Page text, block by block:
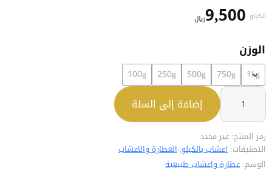
الكيلو 9,500﷼
الوزن
1kg
750g
500g
250g
100g
كمية
قنطريون إضافة إلى السلة
رمز المنتج: غير محدد
التصنيفات: اعشاب بالكيلو, العطارة والاعشاب
الوسم: عطارة واعشاب طبيعية